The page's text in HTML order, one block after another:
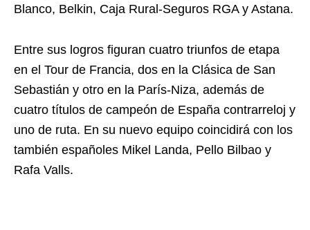
Blanco, Belkin, Caja Rural-Seguros RGA y Astana.
Entre sus logros figuran cuatro triunfos de etapa
en el Tour de Francia, dos en la Clásica de San
Sebastián y otro en la París-Niza, además de
cuatro títulos de campeón de España contrarreloj y
uno de ruta. En su nuevo equipo coincidirá con los
también españoles Mikel Landa, Pello Bilbao y
Rafa Valls.